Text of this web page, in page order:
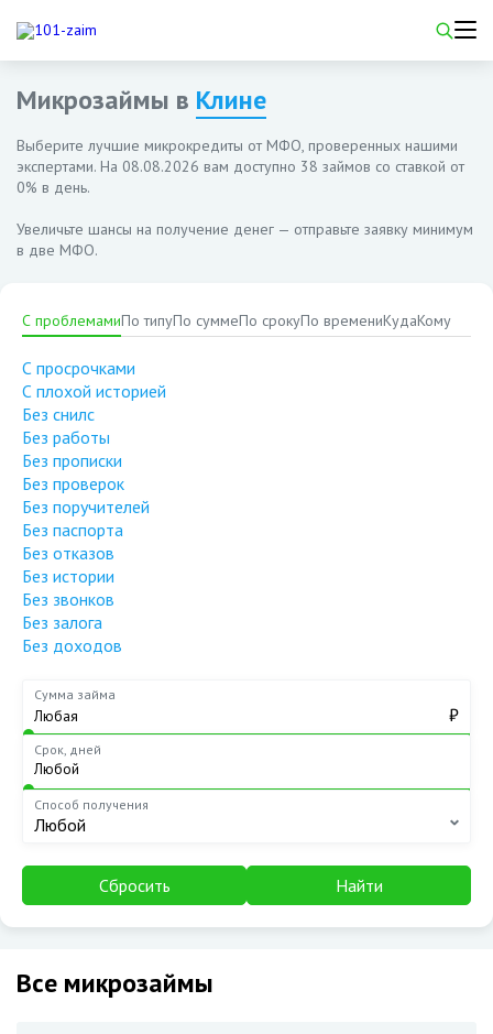
Микрозаймы в Клине
Выберите лучшие микрокредиты от МФО, проверенных нашими
экспертами. На 08.08.2026 вам доступно 38 займов со ставкой от
0% в день.
Увеличьте шансы на получение денег — отправьте заявку минимум
в две МФО.
С проблемамиПо типуПо суммеПо срокуПо времениКудаКому
С просрочками
С плохой историей
Без снилс
Без работы
Без прописки
Без проверок
Без поручителей
Без паспорта
Без отказов
Без истории
Без звонков
Без залога
Без доходов
Сумма займа
₽
Срок, дней
Способ получения
Любой
Сбросить Найти
Все микрозаймы